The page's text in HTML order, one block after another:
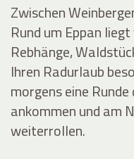
Zwischen
Rund um Eppan
Rebhänge,
Ihren Radurlaub
morgens eine
ankommen und am
weiterrollen.